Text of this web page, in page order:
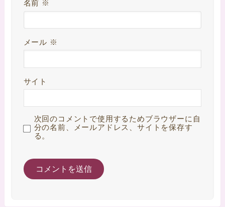
名前 ※
メール ※
サイト
次回のコメントで使用するためブラウザーに自
分の名前、メールアドレス、サイトを保存す
る。